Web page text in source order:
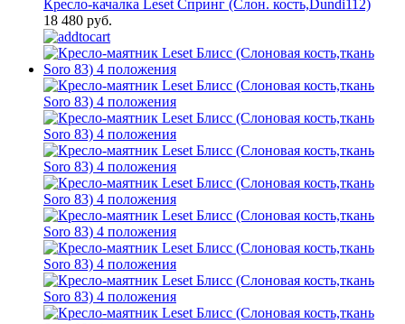
Кресло-качалка Leset Спринг (Слон. кость,Dundi112)
18 480 руб.